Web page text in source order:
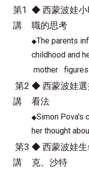
第1
講
◆ 西蒙波娃小
職的思考
◆The parents
childhood and
mother figures.
第2
講
◆ 西蒙波娃選
看法
◆Simon Pova's
her thought
第3
講
◆ 西蒙波娃生
克、沙特